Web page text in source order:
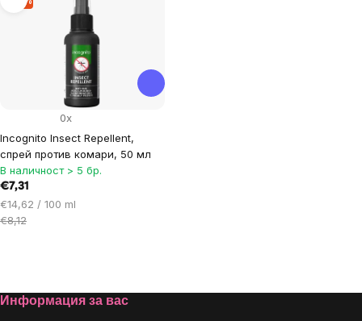
Incognito Insect Repellent,
спрей против комари, 50 мл
0x
В наличност > 5 бр.
€7,31
Цена
за
€14,62 / 100 ml
€8,12
controls
Footer
Информация за вас